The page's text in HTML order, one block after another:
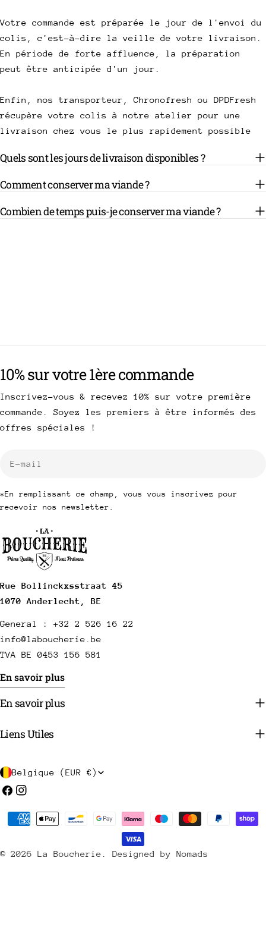
Votre commande est préparée le jour de l'envoi du
colis, c'est-à-dire la veille de votre livraison.
En période de forte affluence, la préparation
peut être anticipée d'un jour.
Enfin, nos transporteur, Chronofresh ou DPDFresh
récupère votre colis à notre atelier pour une
livraison chez vous le plus rapidement possible
Quels sont les jours de livraison disponibles ?
Comment conserver ma viande ?
Combien de temps puis-je conserver ma viande ?
Rue Bollinckxsstraat 45
1070 Anderlecht, BE
General : +32 2 526 16 22
info@laboucherie.be
TVA BE 0453 156 581
En savoir plus
En savoir plus
Liens Utiles
10% sur votre 1ère commande
Inscrivez-vous & recevez 10% sur votre première
commande. Soyez les premiers à être informés des
offres spéciales !
*En remplissant ce champ, vous vous inscrivez pour
recevoir nos newsletter.
P
a
/
Belgique (EUR €)
Facebook
Instagram
© 2026 La Boucherie Designed by Nomads
Méthodes
payement